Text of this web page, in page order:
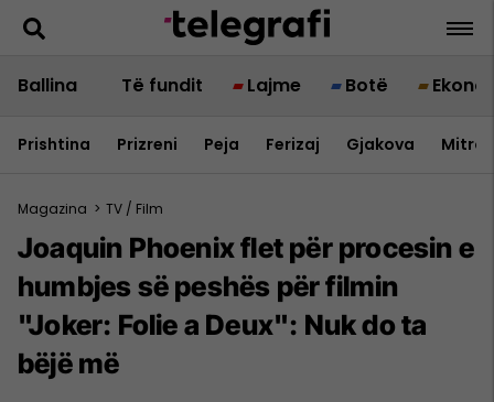
Ballina Të fundit Lajme Botë
Prishtina Prizreni Peja Ferizaj Gjakova
Magazina > TV / Film
Joaquin Phoenix flet për procesin e
humbjes së peshës për filmin
"Joker: Folie a Deux": Nuk do ta
bëjë më